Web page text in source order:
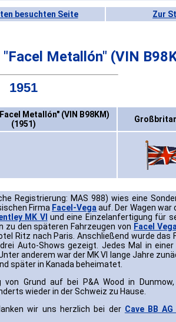
besuchten Seite Zur
Metallón" (VIN
1951
Metallón" (VIN B98KM)
(1951)
Registrierung: MAS 988) wies eine
Firma Facel-Vega auf. Der Wagen war
MK VI und eine Einzelanfertigung für
den späteren Fahrzeugen von Facel Vega
Ritz nach Paris. Anschließend wurde das
Auto-Shows gezeigt. Jedes Mal in einer
anderem war der MK VI lange Jahre
später in Kanada beheimatet.
Grund auf bei P&A Wood in Dunmow,
wieder in der Schweiz zu Hause.
wir uns herzlich bei der Cave BB